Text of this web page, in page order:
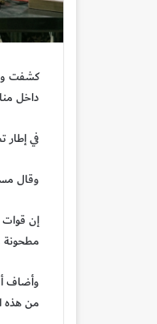
كشفت
داخل
في إطار
وقال
إن قوات
مطحونة
وأضاف
من هذه